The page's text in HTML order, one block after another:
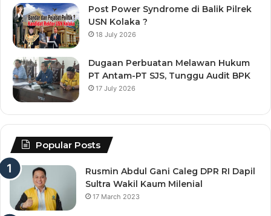
Post Power Syndrome di Balik Pilrek
USN Kolaka ?
18 July 2026
Dugaan Perbuatan Melawan Hukum
PT Antam-PT SJS, Tunggu Audit BPK
17 July 2026
Popular Posts
Rusmin Abdul Gani Caleg DPR RI Dapil
Sultra Wakil Kaum Milenial
17 March 2023